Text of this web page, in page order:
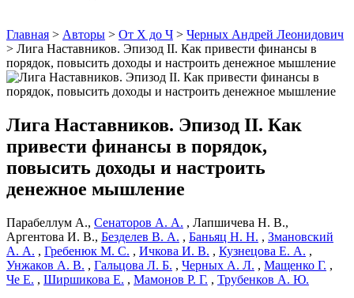
Главная > Авторы > От Х до Ч > Черных Андрей Леонидович
> Лига Наставников. Эпизод II. Как привести финансы в
порядок, повысить доходы и настроить денежное мышление
Лига Наставников. Эпизод II. Как
привести финансы в порядок,
повысить доходы и настроить
денежное мышление
Парабеллум А., Сенаторов А. А. , Лапшичева Н. В.,
Аргентова И. В., Безделев В. А. , Баньяц Н. Н. , Змановский
А. А. , Гребенюк М. С. , Ичкова И. В. , Кузнецова Е. А. ,
Унжаков А. В. , Гальцова Л. Б. , Черных А. Л. , Мащенко Г. ,
Че Е. , Ширшикова Е. , Мамонов Р. Г. , Трубенков А. Ю.